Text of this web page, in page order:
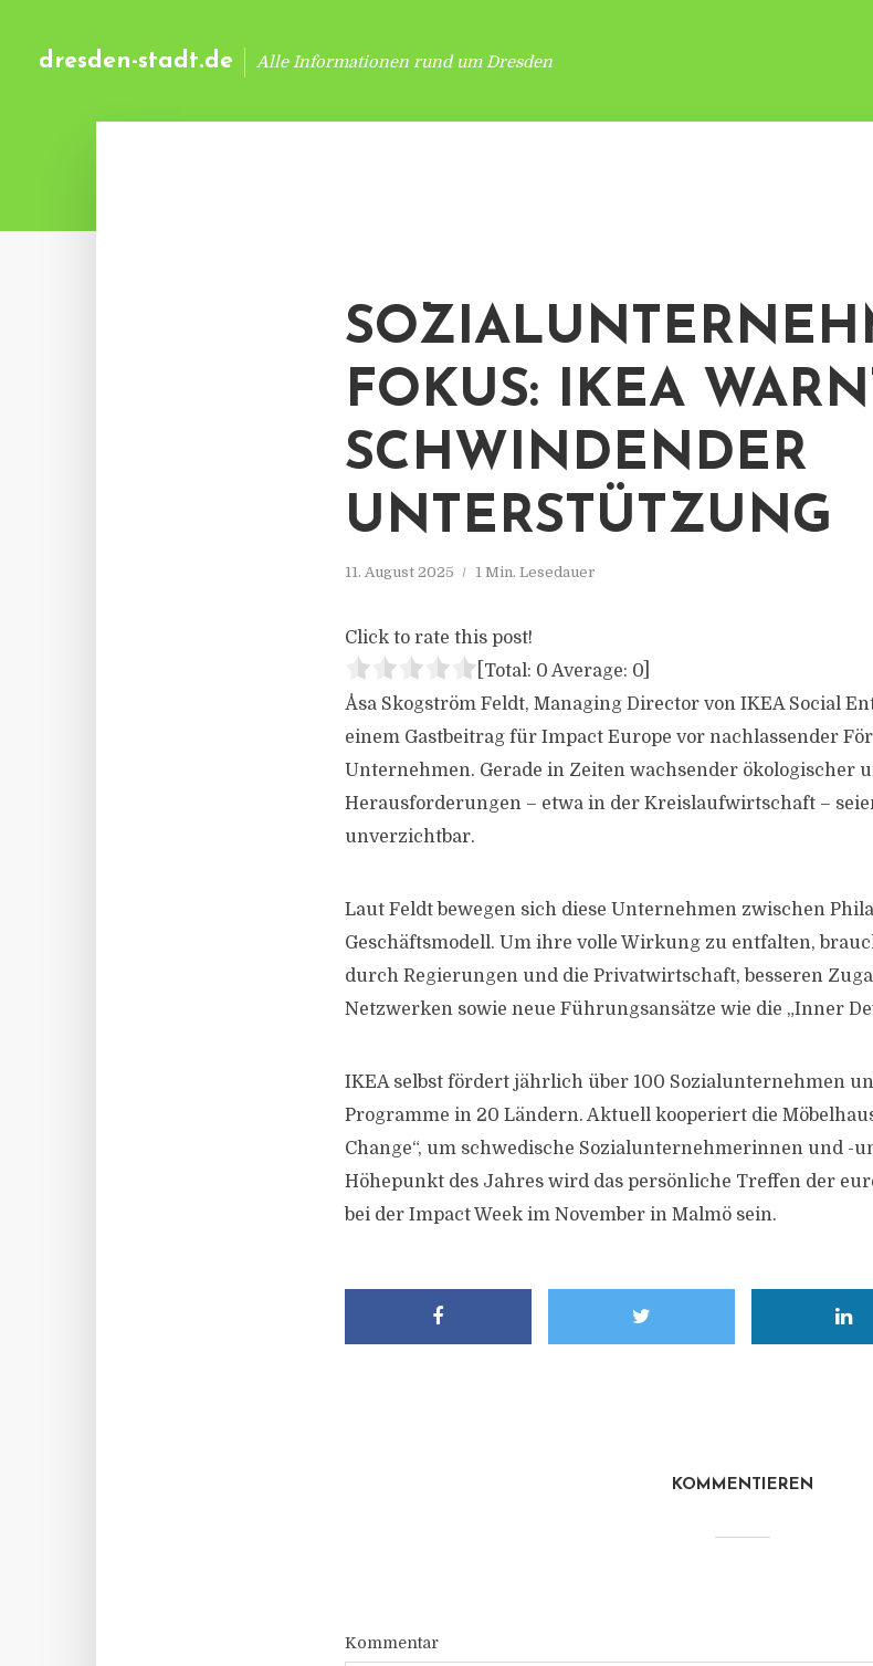
dresden-stadt.de Alle Informationen rund um Dresden
FOKUS: IKEA
SCHWINDENDER
UNTERSTÜTZUNG
11. August 2025 1 Min. Lesedauer
Click to rate this post!
[Total: 0 Average: 0
Åsa Skogström Feldt, Managing Director von IKEA Social
einem Gastbeitrag für Impact Europe vor nachlassender
Unternehmen. Gerade in Zeiten wachsender ökologischer
Herausforderungen – etwa in der Kreislaufwirtschaft –
unverzichtbar.
Laut Feldt bewegen sich diese Unternehmen zwischen
Geschäftsmodell. Um ihre volle Wirkung zu entfalten,
durch Regierungen und die Privatwirtschaft, besseren
Netzwerken sowie neue Führungsansätze wie die „Inner
IKEA selbst fördert jährlich über 100 Sozialunternehmen
Programme in 20 Ländern. Aktuell kooperiert die
Change“, um schwedische Sozialunternehmerinnen und -
Höhepunkt des Jahres wird das persönliche Treffen der
bei der Impact Week im November in Malmö sein.
KOMMENTIEREN
Kommentar